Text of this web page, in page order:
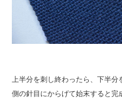
上半分を刺し終わったら、下半
側の針目にからげて始末すると完